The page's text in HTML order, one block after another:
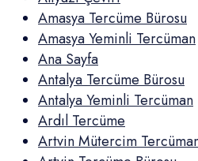
Amasya Tercüme Bürosu
Amasya Yeminli Tercüman
Ana Sayfa
Antalya Tercüme Bürosu
Antalya Yeminli Tercüman
Ardıl Tercüme
Artvin Mütercim